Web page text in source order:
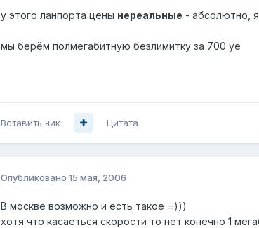
у этого ланпорта цены нереальные - абсолютно,
мы берём полмегабитную безлимитку за 700 уе
Вставить ник Цитата
Опубликовано 15 мая, 2006
В москве возможно и есть такое =)))
хотя что касаеться скорости то нет конечно 1